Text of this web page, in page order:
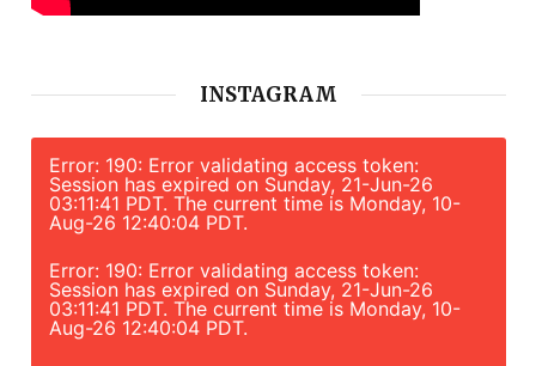
INSTAGRAM
Error: 190: Error validating access token:
Session has expired on Sunday, 21-Jun-26
03:11:41 PDT. The current time is Monday, 10-
Aug-26 12:40:04 PDT.
Error: 190: Error validating access token:
Session has expired on Sunday, 21-Jun-26
03:11:41 PDT. The current time is Monday, 10-
Aug-26 12:40:04 PDT.